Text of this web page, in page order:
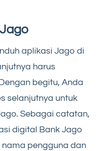
aplikasi Jago di
harus
begitu, Anda
selanjutnya untuk
Sebagai catatan,
digital Bank Jago
pengguna dan